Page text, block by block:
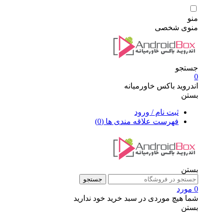
منو
منوی شخصی
جستجو
0
اندروید باکس خاورمیانه
بستن
ثبت نام / ورود
فهرست علاقه مندی ها (0)
بستن
جستجو
0 مورد
شما هیچ موردی در سبد خرید خود ندارید
بستن